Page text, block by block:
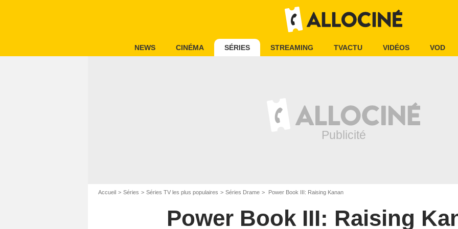
NEWS CINÉMA SÉRIES STREAMING TVACTU VIDÉOS VOD
Accueil Séries Séries TV les plus populaires Séries Drame Power Book III: Raising Kanan
Power Book III: Raising